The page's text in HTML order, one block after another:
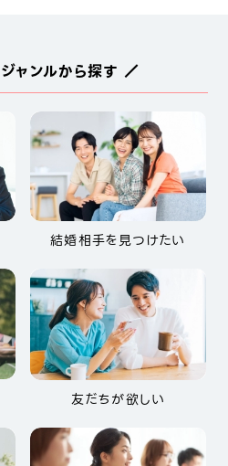
ャンルから探す ／
結婚相手を見つけたい
友だちが欲しい